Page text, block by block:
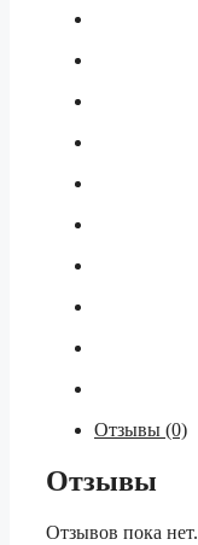
Отзывы (0)
Отзывы
Отзывов пока нет.